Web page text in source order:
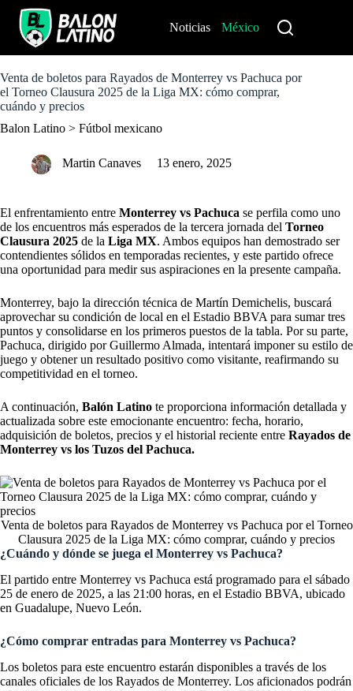
o
c
o
t
Noticias México
Venta de boletos para Rayados de Monterrey vs Pachuca por
el Torneo Clausura 2025 de la Liga MX: cómo comprar,
cuándo y precios
Balon Latino > Fútbol mexicano
Martin Canaves 13 enero, 2025
El enfrentamiento entre Monterrey vs Pachuca se perfila como uno
de los encuentros más esperados de la tercera jornada del Torneo
Clausura 2025 de la Liga MX. Ambos equipos han demostrado ser
contendientes sólidos en temporadas recientes, y este partido ofrece
una oportunidad para medir sus aspiraciones en la presente campaña.
Monterrey, bajo la dirección técnica de Martín Demichelis, buscará
aprovechar su condición de local en el Estadio BBVA para sumar tres
puntos y consolidarse en los primeros puestos de la tabla. Por su parte,
Pachuca, dirigido por Guillermo Almada, intentará imponer su estilo de
juego y obtener un resultado positivo como visitante, reafirmando su
competitividad en el torneo.
A continuación, Balón Latino te proporciona información detallada y
actualizada sobre este emocionante encuentro: fecha, horario,
adquisición de boletos, precios y el historial reciente entre Rayados de
Monterrey vs los Tuzos del Pachuca.
Venta de boletos para Rayados de Monterrey vs Pachuca por el Torneo
Clausura 2025 de la Liga MX: cómo comprar, cuándo y precios
¿Cuándo y dónde se juega el Monterrey vs Pachuca?
El partido entre Monterrey vs Pachuca está programado para el sábado
25 de enero de 2025, a las 21:00 horas, en el Estadio BBVA, ubicado
en Guadalupe, Nuevo León.
¿Cómo comprar entradas para Monterrey vs Pachuca?
Los boletos para este encuentro estarán disponibles a través de los
canales oficiales de los Rayados de Monterrey. Los aficionados podrán